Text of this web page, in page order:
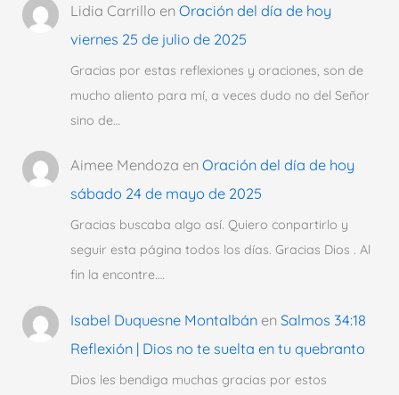
Lidia Carrillo en Oración del día de hoy
viernes 25 de julio de 2025
Gracias por estas reflexiones y oraciones, son de
mucho aliento para mí, a veces dudo no del Señor
sino de…
Aimee Mendoza en Oración del día de hoy
sábado 24 de mayo de 2025
Gracias buscaba algo así. Quiero conpartirlo y
seguir esta página todos los días. Gracias Dios . Al
fin la encontre.…
Isabel Duquesne Montalbánen Salmos 34:18
Reflexión | Dios no te suelta en tu quebranto
Dios les bendiga muchas gracias por estos